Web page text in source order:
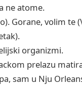
ne atome.
Gorane, volim te
organizmi.
prelazu
sam u Nju